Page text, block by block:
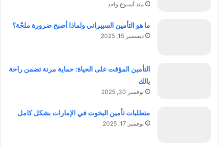
منذ أسبوع واحد
ما هو التأمين السيبراني ولماذا أصبح ضرورة ملحّة؟
ديسمبر 15, 2025
التأمين المؤقت على الحياة: حماية مرنة تضمن راحة
بالك
نوفمبر 30, 2025
متطلبات تأمين اليخوت في الإمارات بشكل كامل
نوفمبر 17, 2025